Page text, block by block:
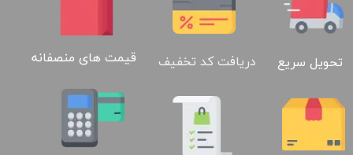
تحویل سریع دریافت کد تخفیف قیمت های منصفانه